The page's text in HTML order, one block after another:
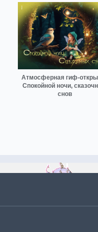
Атмосферная гиф-
Спокойной ночи,
снов